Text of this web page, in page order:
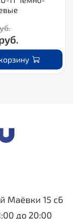
Маёвки 15 с6
до 20:00